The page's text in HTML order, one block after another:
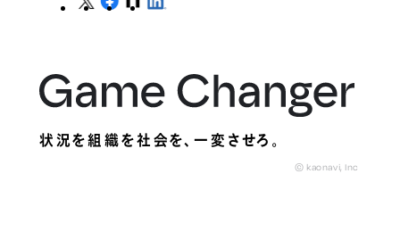
状況を組織を社会を、一変させろ。
© kaonavi, Inc